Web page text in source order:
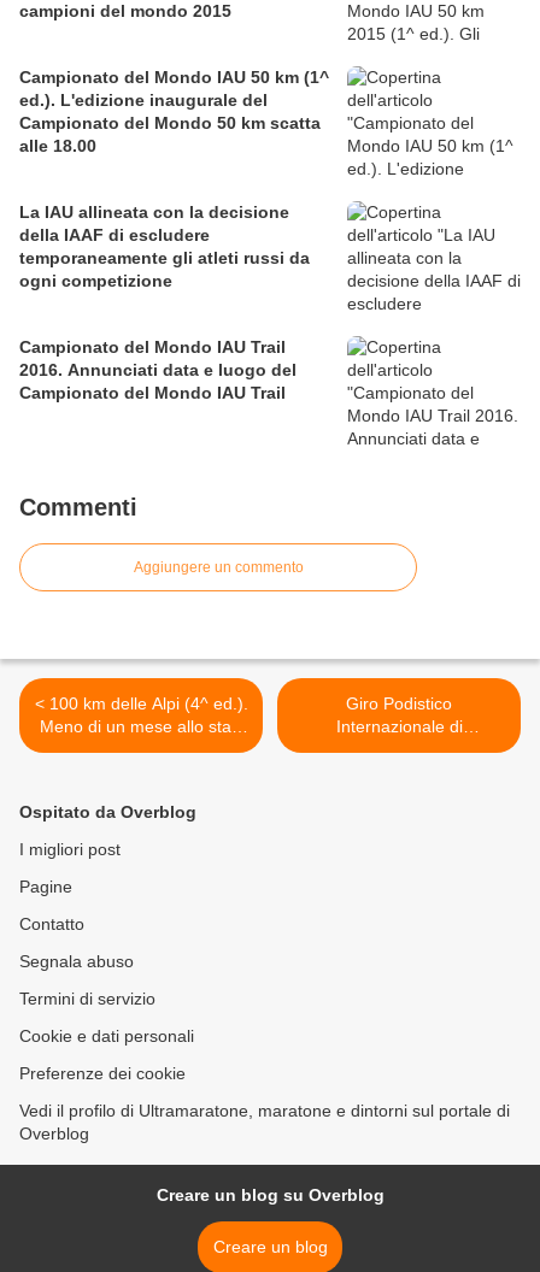
campioni del mondo 2015
Campionato del Mondo IAU 50 km (1^
ed.). L'edizione inaugurale del
Campionato del Mondo 50 km scatta
alle 18.00
La IAU allineata con la decisione
della IAAF di escludere
temporaneamente gli atleti russi da
ogni competizione
Campionato del Mondo IAU Trail
2016. Annunciati data e luogo del
Campionato del Mondo IAU Trail
Commenti
Aggiungere un commento
< 100 km delle Alpi (4^ ed.).
Meno di un mese allo start
di una edizione che si
l'assegnazione del titolo
master di specialità
Giro Podistico
Internazionale di
Castelbuono (87^ ed.). Allo
Ospitato da Overblog
I migliori post
Pagine
Contatto
Segnala abuso
Termini di servizio
Cookie e dati personali
Preferenze dei cookie
Vedi il profilo di Ultramaratone, maratone e dintorni sul portale di
Overblog
Creare un blog su Overblog
Creare un blog